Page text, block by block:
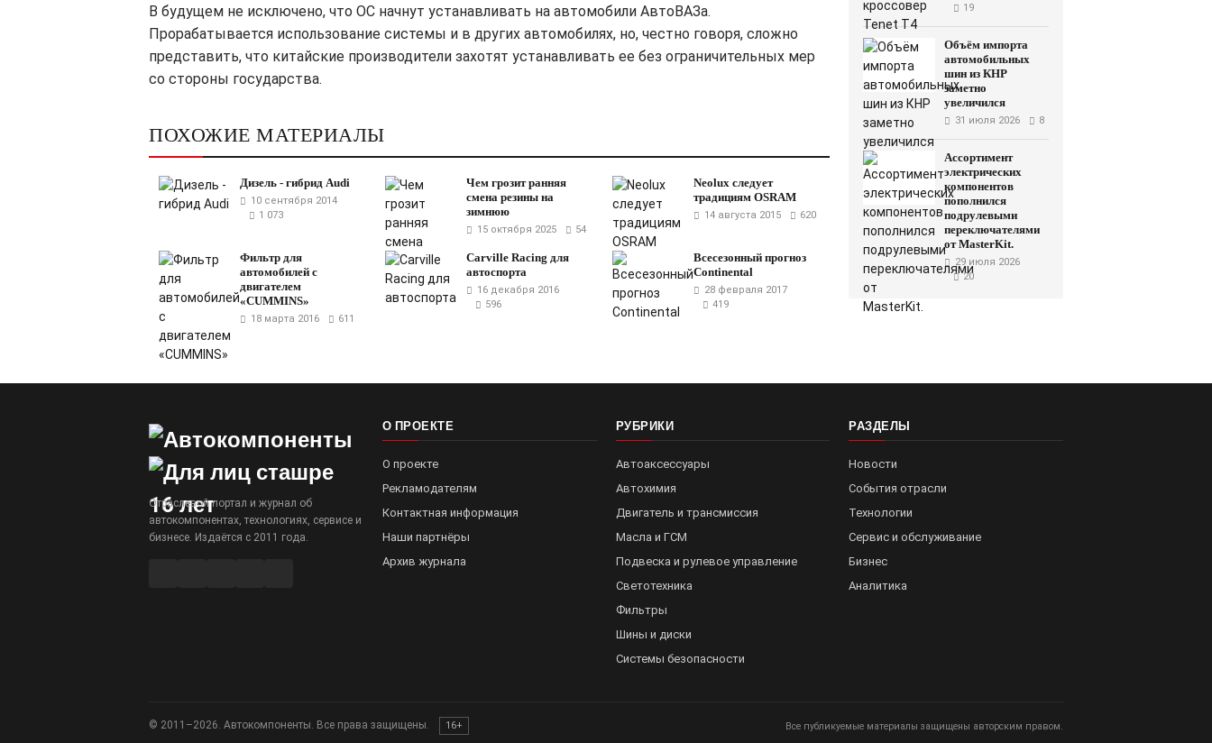
В будущем не исключено, что ОС начнут устанавливать на автомобили АвтоВАЗа.
Прорабатывается использование системы и в других автомобилях, но, честно говоря, сложно
представить, что китайские производители захотят устанавливать ее без ограничительных мер
со стороны государства.
ПОХОЖИЕ МАТЕРИАЛЫ
Дизель - гибрид Audi
10 сентября 2014
1 073
Чем грозит ранняя
смена резины на
зимнюю
15 октября 2025 54
Neolux следует
традициям OSRAM
14 августа 2015 620
Фильтр для
автомобилей с
двигателем
«CUMMINS»
18 марта 2016 611
Carville Racing для
автоспорта
16 декабря 2016
596
Всесезонный прогноз
Continental
28 февраля 2017
419
19
Объём импорта
автомобильных
шин из КНР
заметно
увеличился
31 июля 2026 8
Ассортимент
электрических
компонентов
пополнился
подрулевыми
переключателями
от MasterKit.
29 июля 2026
20
Отраслевой портал и журнал об
автокомпонентах, технологиях, сервисе и
бизнесе. Издаётся с 2011 года.
О ПРОЕКТЕ
О проекте
Рекламодателям
Контактная информация
Наши партнёры
Архив журнала
РУБРИКИ
Автоаксессуары
Автохимия
Двигатель и трансмиссия
Масла и ГСМ
Подвеска и рулевое управление
Светотехника
Фильтры
Шины и диски
Системы безопасности
РАЗДЕЛЫ
Новости
События отрасли
Технологии
Сервис и обслуживание
Бизнес
Аналитика
© 2011–2026. Автокомпоненты. Все права защищены. 16+ Все публикуемые материалы защищены авторским правом.